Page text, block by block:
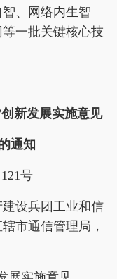
、网络内生智
一批关键核心技
新发展实施意见
通知
号
设兵团工业和信
市通信管理局，